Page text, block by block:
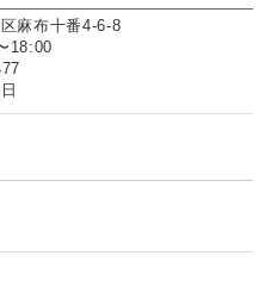
麻布十番4-6-8
18:00